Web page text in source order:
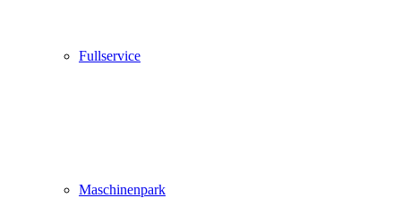
Fullservice
Maschinenpark